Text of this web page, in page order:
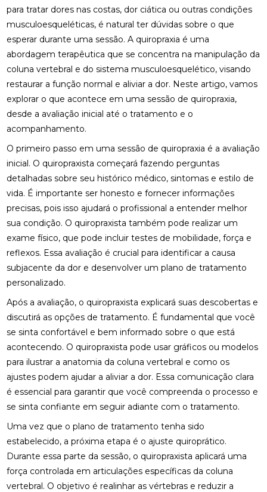
para tratar dores nas costas, dor ciática ou outras condições
musculoesqueléticas, é natural ter dúvidas sobre o que
esperar durante uma sessão. A quiropraxia é uma
abordagem terapêutica que se concentra na manipulação da
coluna vertebral e do sistema musculoesquelético, visando
restaurar a função normal e aliviar a dor. Neste artigo, vamos
explorar o que acontece em uma sessão de quiropraxia,
desde a avaliação inicial até o tratamento e o
acompanhamento.
O primeiro passo em uma sessão de quiropraxia é a avaliação
inicial. O quiropraxista começará fazendo perguntas
detalhadas sobre seu histórico médico, sintomas e estilo de
vida. É importante ser honesto e fornecer informações
precisas, pois isso ajudará o profissional a entender melhor
sua condição. O quiropraxista também pode realizar um
exame físico, que pode incluir testes de mobilidade, força e
reflexos. Essa avaliação é crucial para identificar a causa
subjacente da dor e desenvolver um plano de tratamento
personalizado.
Após a avaliação, o quiropraxista explicará suas descobertas e
discutirá as opções de tratamento. É fundamental que você
se sinta confortável e bem informado sobre o que está
acontecendo. O quiropraxista pode usar gráficos ou modelos
para ilustrar a anatomia da coluna vertebral e como os
ajustes podem ajudar a aliviar a dor. Essa comunicação clara
é essencial para garantir que você compreenda o processo e
se sinta confiante em seguir adiante com o tratamento.
Uma vez que o plano de tratamento tenha sido
estabelecido, a próxima etapa é o ajuste quiroprático.
Durante essa parte da sessão, o quiropraxista aplicará uma
força controlada em articulações específicas da coluna
vertebral. O objetivo é realinhar as vértebras e reduzir a
ENCONTRE QUIROPRAXIA PERTO DE VOCÊ: TUDO
SOBRE O TEMA
ESTRATÉGIAS PARA ALIVIAR O NEUROMA DE
MORTON COM PALMILHAS
FATORES QUE IMPACTAM O PREÇO DE PALMILHA
FISIOTERAPIA DE REABILITAÇÃO VESTIBULAR PARA
MELHORAR SEU EQUILÍBRIO
FISIOTERAPIA DE REABILITAÇÃO VESTIBULAR PARA
MELHORAR SEU EQUILÍBRIO
FISIOTERAPIA MOTORA E RESPIRATÓRIA:
BENEFÍCIOS E PRÁTICAS
FISIOTERAPIA MOTORA E RESPIRATÓRIA:
BENEFÍCIOS E PRÁTICAS ESSENCIAIS
FISIOTERAPIA MOTORA E RESPIRATÓRIA:
BENEFÍCIOS E ABORDAGENS EFICAZES
FISIOTERAPIA NA LABIRINTITE: COMO O
TRATAMENTO PODE AJUDAR NA RECUPERAÇÃO
FISIOTERAPIA NA LABIRINTITE: COMO O
TRATAMENTO PODE MELHORAR SEU EQUILÍBRIO E
QUALIDADE DE VIDA
FISIOTERAPIA NA LABIRINTITE: COMO O
TRATAMENTO PODE MELHORAR SEU EQUILÍBRIO E
QUALIDADE DE VIDA
FISIOTERAPIA NA LABIRINTITE: DICAS PARA ALIVIAR
SINTOMAS
FISIOTERAPIA NA REABILITAÇÃO VESTIBULAR: A
SOLUÇÃO PARA DORES DE CABEÇA E EQUILÍBRIO